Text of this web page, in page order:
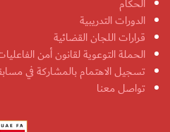
الدورات التدريبية
قرارات اللجان القضائية
الحملة التوعوية لقانون أمن
تسجيل الاهتمام بالمشاركة في
تواصل معنا